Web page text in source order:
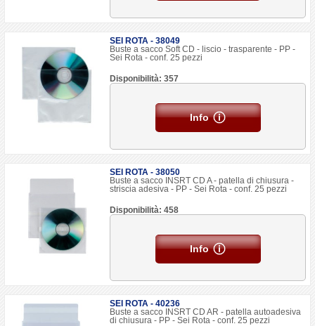
SEI ROTA - 38049
Buste a sacco Soft CD - liscio - trasparente - PP -
Sei Rota - conf. 25 pezzi
Disponibilità: 357
Info
SEI ROTA - 38050
Buste a sacco INSRT CD A - patella di chiusura -
striscia adesiva - PP - Sei Rota - conf. 25 pezzi
Disponibilità: 458
Info
SEI ROTA - 40236
Buste a sacco INSRT CD AR - patella autoadesiva
di chiusura - PP - Sei Rota - conf. 25 pezzi